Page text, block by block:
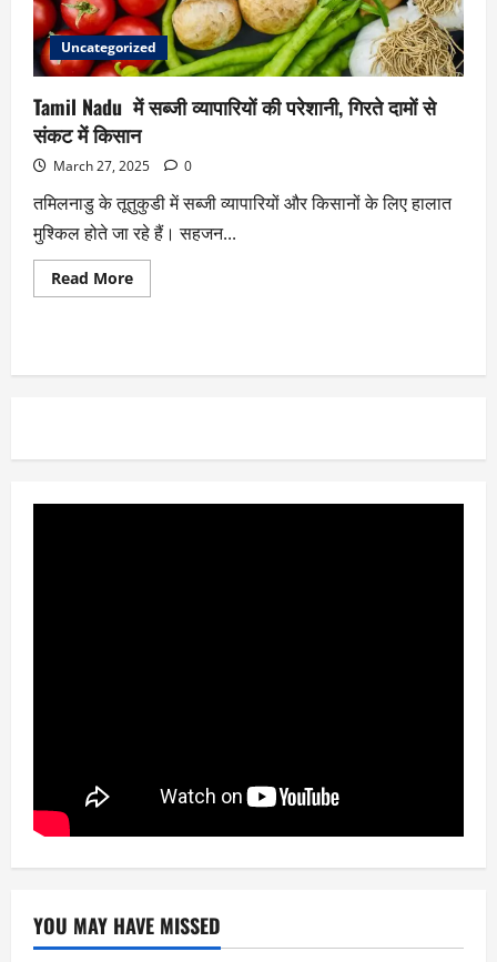
Uncategorized
Tamil Nadu में सब्जी व्यापारियों की परेशानी, गिरते दामों से
संकट में किसान
March 27, 2025 0
तमिलनाडु के तूतुकुडी में सब्जी व्यापारियों और किसानों के लिए हालात
मुश्किल होते जा रहे हैं। सहजन...
Read More
YOU MAY HAVE MISSED